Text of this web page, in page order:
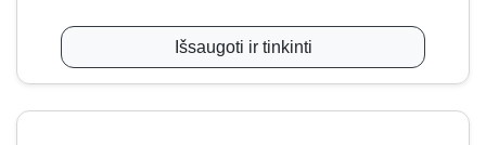
Išsaugoti ir tinkinti